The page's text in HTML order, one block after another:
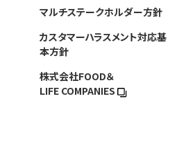
マルチステークホルダー方針
カスタマーハラスメント対応基
本方針
株式会社FOOD＆
LIFE COMPANIES